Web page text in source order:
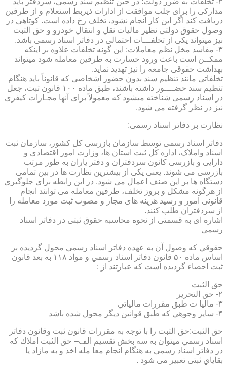
مدارکی را برای جلب موافقت از ادارات ذیربط استعلام و از طرفین
دریافت کند اگر این کار انجام نشود، تخلف رخ داده است. کوتاهی در
وصول حقوق دولتی نظیر مالیات نقل و انتقال خودرو و حق الثبت
نیز میتواند یکی از تخلفـــات احتمالی در دفاتر اسناد رسمی باشد.
۳- مفاسد مخل نظم معاملات: این گونه تخلفات علاوه بر اینکه
ممکــن است باعث ورود خسارت به طرفین معامله شود میتواند
بهداشت حقوقی جامعه را نیز تهدید نماید.
تخلفاتی مانند تنظیم سند بدون حضور اشخاصی که قانوناً باید هنگام
تنظیم سند حضــــور داشته باشند، طبق ماده ۱۰۰ قانون ثبت، جعل
در اسناد رسمی شناخته میشود که معمولاً برای آنها مجـازات کیفری
نیز در نظر گرفته می شود.
نظارت بر دفاتر اسناد رسمی:
دفاتر اسناد رسمی توسط سازمان بازرسی کل کشور، سازمان ثبت
اسناد واملاک، اداره کل ثبت استان ها، وزارت امور اقتصادی و
دارایی و بازرسی کانون سردفتران و دفتر یاران به طور مرتب
بازرسی می شوند. یعنی یکی از بیشترین نظارت ها در بین تمامی
دستگاه ها بر این صنف اعمال می شود. در این رابطه برای جلوگیری
از هرگونه مشکل و بروز تخلف، طرفین معامله می توانند انجام
قانونی امور و رسید هزینه های مجاز و مصوب ثبت مورد معامله را
از سردفتران طلب کنند.
اشاره ای به قسمتی از نحوه محاسبه حقوق ثبتی در دفاتر اسناد
رسمی
حقوقي كه وصول آن به عهده دفاتر اسناد رسمي محول گرديده بر
اساس ماده ۵۰ قانون دفاتر اسناد رسمي و مواد ۱۱۸ به بعد قانون
ثبت احصاء گرديده است كه عبارتند از :
حق الثبت
۲- حق التحرير
۳- ماليا ت طبق مقررات مالياتي
۴- ساير وجوهي كه طبق قوانين ديگر محول شده باشد
حق الثبت:حق الثبت را با توجه به مقررات قانون ثبت وقانون دفاتر
اسناد رسمي ميتوان به سه بخش تقسيم الف– حق الثبت املاك كه
در دفاتر اسناد رسمي به هنگام انجام معا مله اخذ و به مازاد يا
بقاياي ثبتی تعبیر می شود .